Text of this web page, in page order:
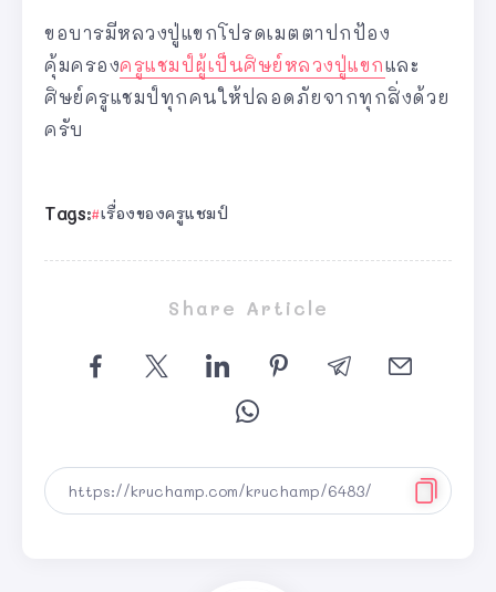
ขอบารมีหลวงปู่แขกโปรดเมตตาปกป้อง
คุ้มครองครูแชมป์ผู้เป็นศิษย์หลวงปู่แขกและ
ศิษย์ครูแชมป์ทุกคนให้ปลอดภัยจากทุกสิ่งด้วย
ครับ
Tags: เรื่องของครูแชมป์
Share Article